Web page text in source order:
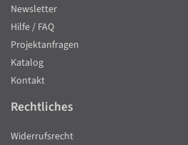
Newsletter
Hilfe / FAQ
Projektanfragen
Katalog
Kontakt
Rechtliches
Widerrufsrecht